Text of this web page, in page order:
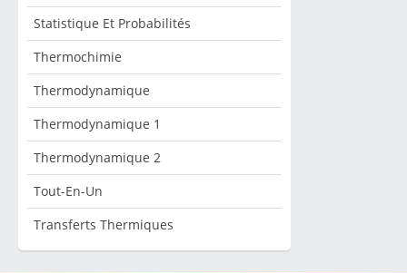
Statistique Et Probabilités
Thermochimie
Thermodynamique
Thermodynamique 1
Thermodynamique 2
Tout-En-Un
Transferts Thermiques